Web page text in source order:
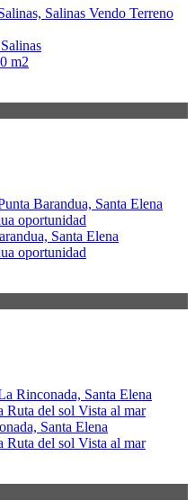
m2
Santa Elena
oportunidad
Santa Elena
Ruta del sol Vista al mar